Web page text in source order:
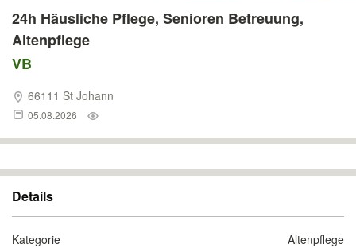
24h Häusliche Pflege, Senioren Betreuung,
Altenpflege
VB
66111 St Johann
05.08.2026
Details
Kategorie Altenpflege